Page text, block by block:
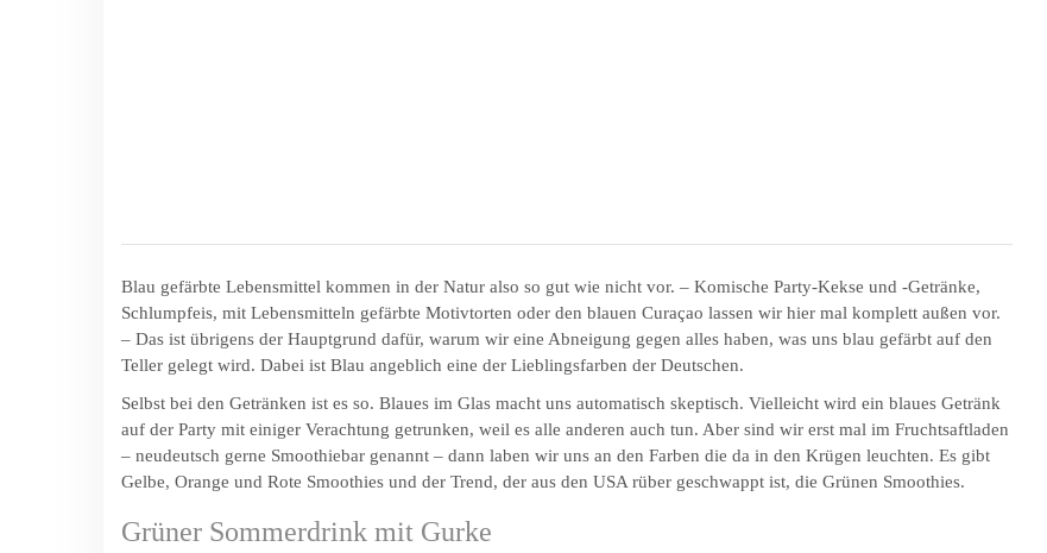
Blau gefärbte Lebensmittel kommen in der Natur also so gut wie nicht vor. – Komische Party-Kekse und -Getränke,
Schlumpfeis, mit Lebensmitteln gefärbte Motivtorten oder den blauen Curaçao lassen wir hier mal komplett außen vor.
– Das ist übrigens der Hauptgrund dafür, warum wir eine Abneigung gegen alles haben, was uns blau gefärbt auf den
Teller gelegt wird. Dabei ist Blau angeblich eine der Lieblingsfarben der Deutschen.
Selbst bei den Getränken ist es so. Blaues im Glas macht uns automatisch skeptisch. Vielleicht wird ein blaues Getränk
auf der Party mit einiger Verachtung getrunken, weil es alle anderen auch tun. Aber sind wir erst mal im Fruchtsaftladen
– neudeutsch gerne Smoothiebar genannt – dann laben wir uns an den Farben die da in den Krügen leuchten. Es gibt
Gelbe, Orange und Rote Smoothies und der Trend, der aus den USA rüber geschwappt ist, die Grünen Smoothies.
Grüner Sommerdrink mit Gurke